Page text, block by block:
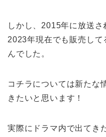
しかし、2015年に放送さ
2023年現在でも販売し
んでした。
コチラについては新たな
きたいと思います！
実際にドラマ内で出てき